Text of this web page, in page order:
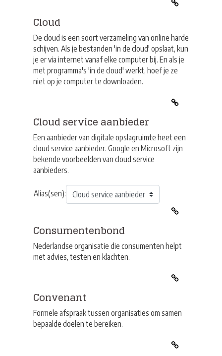
Cloud
De cloud is een soort verzameling van online harde
schijven. Als je bestanden 'in de cloud' opslaat, kun
je er via internet vanaf elke computer bij. En als je
met programma's 'in de cloud' werkt, hoef je ze
niet op je computer te downloaden.
Cloud service aanbieder
Een aanbieder van digitale opslagruimte heet een
cloud service aanbieder. Google en Microsoft zijn
bekende voorbeelden van cloud service
aanbieders.
Alias(sen):
Consumentenbond
Nederlandse organisatie die consumenten helpt
met advies, testen en klachten.
Convenant
Formele afspraak tussen organisaties om samen
bepaalde doelen te bereiken.